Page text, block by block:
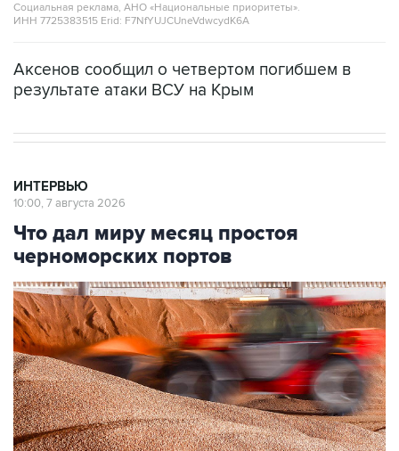
Социальная реклама, АНО «Национальные приоритеты».
ИНН 7725383515 Erid: F7NfYUJCUneVdwcydK6A
Аксенов сообщил о четвертом погибшем в
результате атаки ВСУ на Крым
ИНТЕРВЬЮ
10:00, 7 августа 2026
Что дал миру месяц простоя
черноморских портов